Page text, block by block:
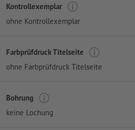
Kontrollexemplar
ohne Kontrollexemplar
Farbprüfdruck Titelseite
ohne Farbprüfdruck Titelseite
Bohrung
keine Lochung